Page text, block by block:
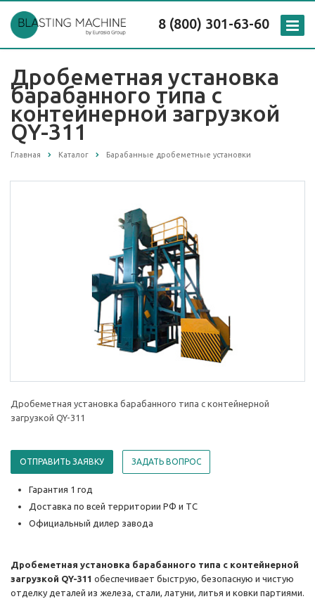
8 (800) 301-63-60
Дробеметная установка
барабанного типа с
контейнерной загрузкой
QY-311
Главная Каталог Барабанные дробеметные установки
Дробеметная установка барабанного типа с контейнерной
загрузкой QY-311
ОТПРАВИТЬ ЗАЯВКУ ЗАДАТЬ ВОПРОС
Гарантия 1 год
Доставка по всей территории РФ и ТС
Официальный дилер завода
Дробеметная установка барабанного типа с контейнерной
загрузкой QY-311 обеспечивает быструю, безопасную и чистую
отделку деталей из железа, стали, латуни, литья и ковки партиями.